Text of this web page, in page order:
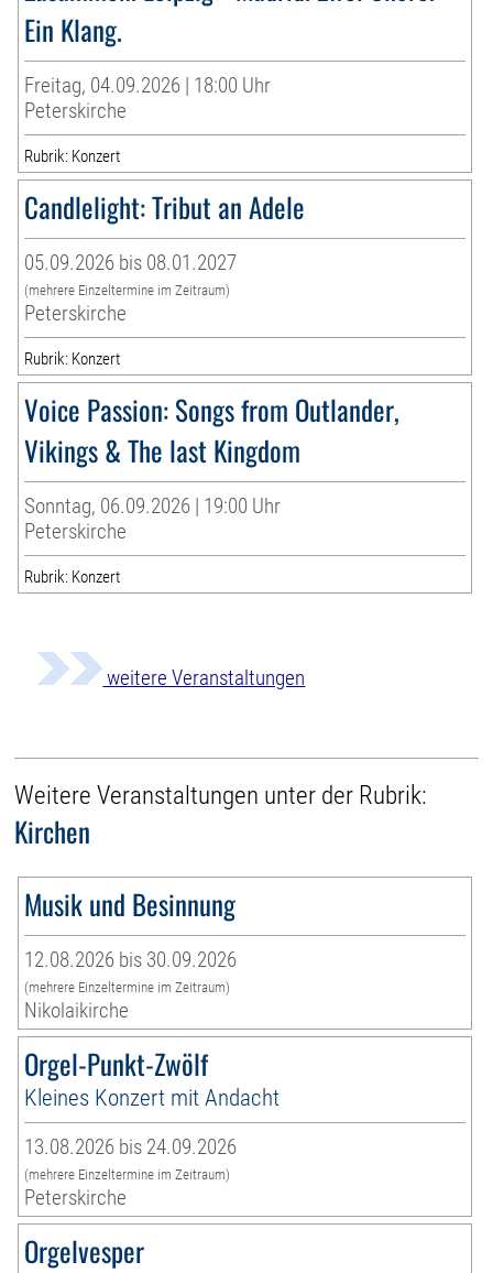
Ein Klang.
Freitag, 04.09.2026 | 18:00 Uhr
Peterskirche
Rubrik: Konzert
Candlelight: Tribut an Adele
05.09.2026 bis 08.01.2027
(mehrere Einzeltermine im Zeitraum)
Peterskirche
Rubrik: Konzert
Voice Passion: Songs from Outlander,
Vikings & The last Kingdom
Sonntag, 06.09.2026 | 19:00 Uhr
Peterskirche
Rubrik: Konzert
weitere Veranstaltungen
Weitere Veranstaltungen unter der Rubrik:
Kirchen
Musik und Besinnung
12.08.2026 bis 30.09.2026
(mehrere Einzeltermine im Zeitraum)
Nikolaikirche
Orgel-Punkt-Zwölf
Kleines Konzert mit Andacht
13.08.2026 bis 24.09.2026
(mehrere Einzeltermine im Zeitraum)
Peterskirche
Orgelvesper